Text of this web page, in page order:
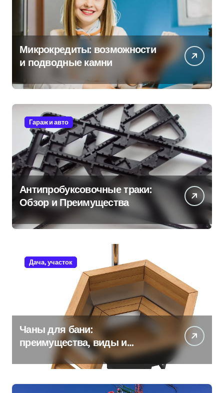
Микрокредиты: возможности
и подводные камни
Гараж и авто
Антипробуксовочные траки:
Обзор и Преимущества
Дача, участок
Чаны для бани:
преимущества, виды и
особенности использования